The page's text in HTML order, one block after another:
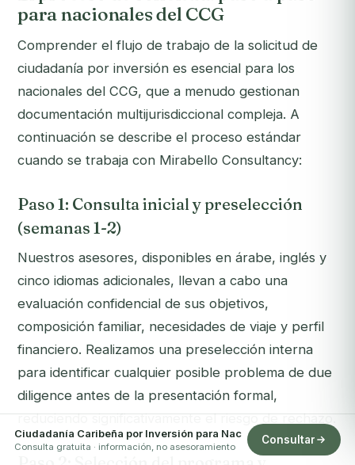
para nacionales del CCG
Comprender el flujo de trabajo de la solicitud de
ciudadanía por inversión es esencial para los
nacionales del CCG, que a menudo gestionan
documentación multijurisdiccional compleja. A
continuación se describe el proceso estándar
cuando se trabaja con Mirabello Consultancy:
Paso 1: Consulta inicial y preselección
(semanas 1-2)
Nuestros asesores, disponibles en árabe, inglés y
cinco idiomas adicionales, llevan a cabo una
evaluación confidencial de sus objetivos,
composición familiar, necesidades de viaje y perfil
financiero. Realizamos una preselección interna
para identificar cualquier posible problema de due
diligence antes de la presentación formal,
reduciendo significativamente el riesgo de rechazo.
Ciudadanía Caribeña por Inversión para Nac
Consulta gratuita · información, no asesoramiento
Consultar